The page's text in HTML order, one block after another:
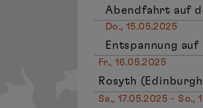
Abendfahrt auf
Do., 15.05.2025
Entspannung auf
Fr., 16.05.2025
Rosyth
Sa., 17.05.2025 - So.,